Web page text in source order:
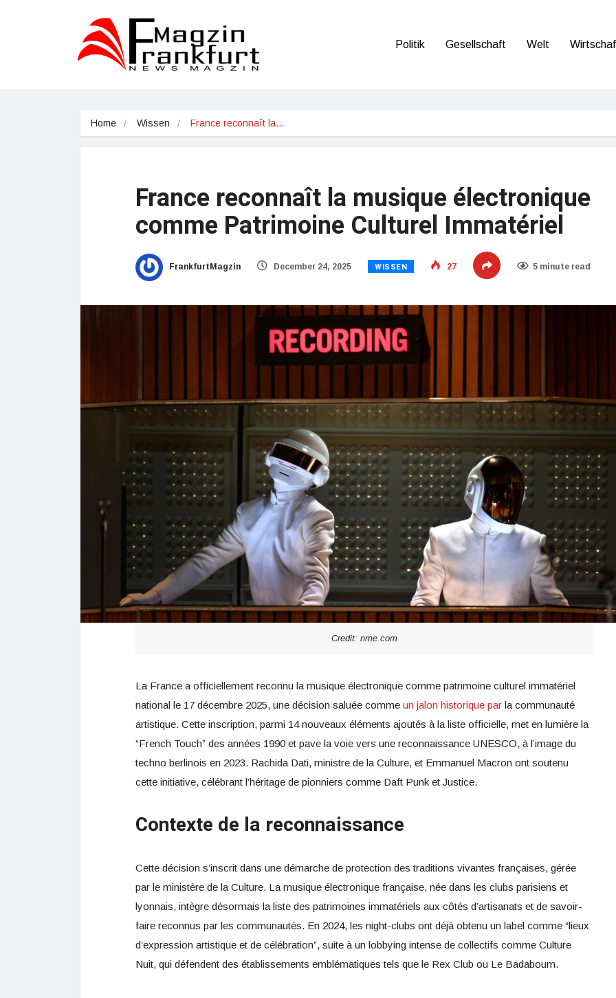
Politik Gesellschaft Welt
Home Wissen France reconnaît la…
France reconnaît la musique électronique
comme Patrimoine Culturel Immatériel
FrankfurtMagzin December 24, 2025 WISSEN 27 5 minute read
Credit: nme.com
La France a officiellement reconnu la musique électronique comme patrimoine culturel immatériel
national le 17 décembre 2025, une décision saluée comme un jalon historique par la communauté
artistique. Cette inscription, parmi 14 nouveaux éléments ajoutés à la liste officielle, met en lumière la
“French Touch” des années 1990 et pave la voie vers une reconnaissance UNESCO, à l’image du
techno berlinois en 2023. Rachida Dati, ministre de la Culture, et Emmanuel Macron ont soutenu
cette initiative, célébrant l’héritage de pionniers comme Daft Punk et Justice.
Contexte de la reconnaissance
Cette décision s’inscrit dans une démarche de protection des traditions vivantes françaises, gérée
par le ministère de la Culture. La musique électronique française, née dans les clubs parisiens et
lyonnais, intègre désormais la liste des patrimoines immatériels aux côtés d’artisanats et de savoir-
faire reconnus par les communautés. En 2024, les night-clubs ont déjà obtenu un label comme “lieux
d’expression artistique et de célébration”, suite à un lobbying intense de collectifs comme Culture
Nuit, qui défendent des établissements emblématiques tels que le Rex Club ou Le Badaboum.